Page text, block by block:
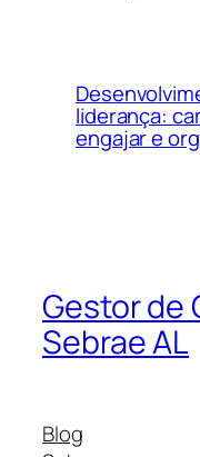
liderança:
engajar e
Gestor de
Sebrae AL
Blog